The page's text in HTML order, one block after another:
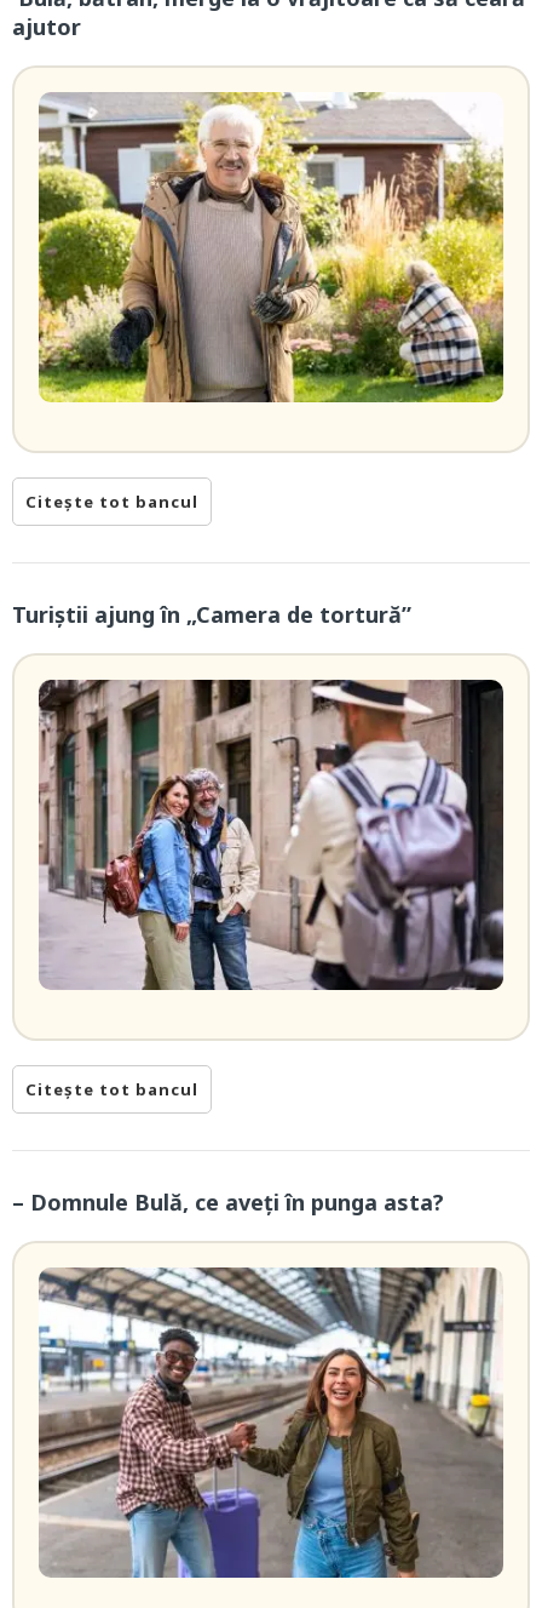
ajutor
Citește tot bancul
Turiștii ajung în „Camera de tortură”
Citește tot bancul
– Domnule Bulă, ce aveți în punga asta?